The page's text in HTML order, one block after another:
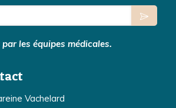
les équipes médicales.
Vachelard